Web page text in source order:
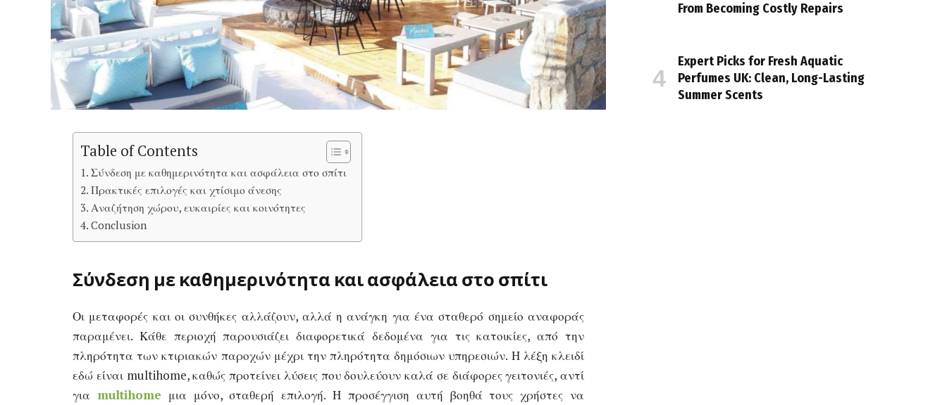
Table of Contents
Σύνδεση με καθημερινότητα και ασφάλεια στο σπίτι
Πρακτικές επιλογές και χτίσιμο άνεσης
Αναζήτηση χώρου, ευκαιρίες και κοινότητες
Conclusion
Σύνδεση με καθημερινότητα και ασφάλεια στο σπίτι
Οι μεταφορές και οι συνθήκες αλλάζουν, αλλά η ανάγκη για ένα σταθερό σημείο αναφοράς
παραμένει. Κάθε περιοχή παρουσιάζει διαφορετικά δεδομένα για τις κατοικίες, από την
πληρότητα των κτιριακών παροχών μέχρι την πληρότητα δημόσιων υπηρεσιών. Η λέξη κλειδί
εδώ είναι multihome, καθώς προτείνει λύσεις που δουλεύουν καλά σε διάφορες γειτονιές, αντί
για multihome μια μόνο, σταθερή επιλογή. Η προσέγγιση αυτή βοηθά τους χρήστες να
From Becoming Costly Repairs
Expert Picks for Fresh Aquatic
Perfumes UK: Clean, Long-Lasting
Summer Scents